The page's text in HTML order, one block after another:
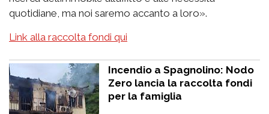
quotidiane, ma noi saremo accanto a loro».
Link alla raccolta fondi qui
Incendio a Spagnolino: Nodo
Zero lancia la raccolta fondi
per la famiglia